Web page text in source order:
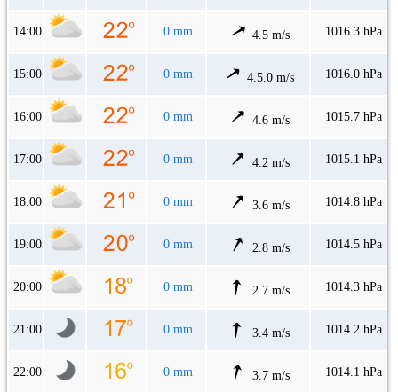
14:00 0 mm 4.5 m/s 1016.3 hPa
15:00 0 mm 4.5.0 m/s 1016.0 hPa
16:00 0 mm 4.6 m/s 1015.7 hPa
17:00 0 mm 4.2 m/s 1015.1 hPa
18:00 0 mm 3.6 m/s 1014.8 hPa
19:00 0 mm 2.8 m/s 1014.5 hPa
20:00 0 mm 2.7 m/s 1014.3 hPa
21:00 0 mm 3.4 m/s 1014.2 hPa
22:00 0 mm 3.7 m/s 1014.1 hPa